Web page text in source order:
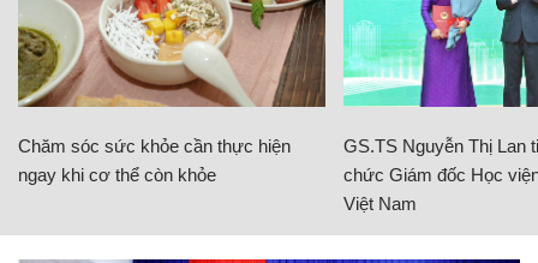
Chăm sóc sức khỏe cần thực hiện
ngay khi cơ thể còn khỏe
GS.TS Nguyễn Thị Lan
chức Giám đốc Học
Việt Nam